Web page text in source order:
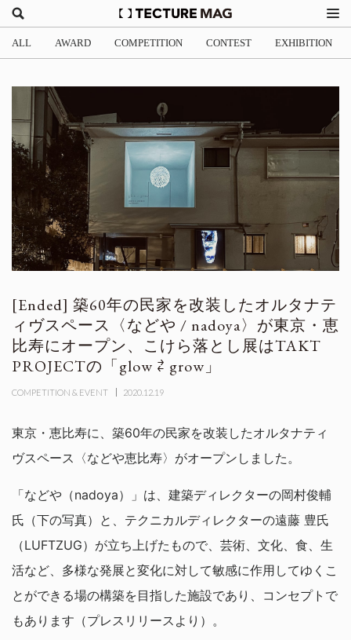
ALL AWARD COMPETITION CONTEST EXHIBITION
築60年の民家を改装したオルタナテ
ィヴスペース〈などや / nadoya〉が東京・恵
比寿にオープン、こけら落とし展はTAKT
PROJECTの「glow ⇄ grow」
COMPETITION & EVENT 2020.12.19
東京・恵比寿に、築60年の民家を改装したオルタナティ
ヴスペース〈などや恵比寿〉がオープンしました。
「などや（nadoya）」は、建築ディレクターの岡村俊輔
氏（下の写真）と、テクニカルディレクターの遠藤 豊氏
（LUFTZUG）が立ち上げたもので、芸術、文化、食、生
活など、多様な発展と変化に対して敏感に作用してゆくこ
とができる場の構築を目指した施設であり、コンセプトで
もあります（プレスリリースより）。